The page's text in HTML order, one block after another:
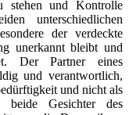
stehen und Kontrolle
unterschiedlichen
der verdeckte
unerkannt bleibt und
Der Partner eines
und verantwortlich,
und nicht als
beide Gesichter des